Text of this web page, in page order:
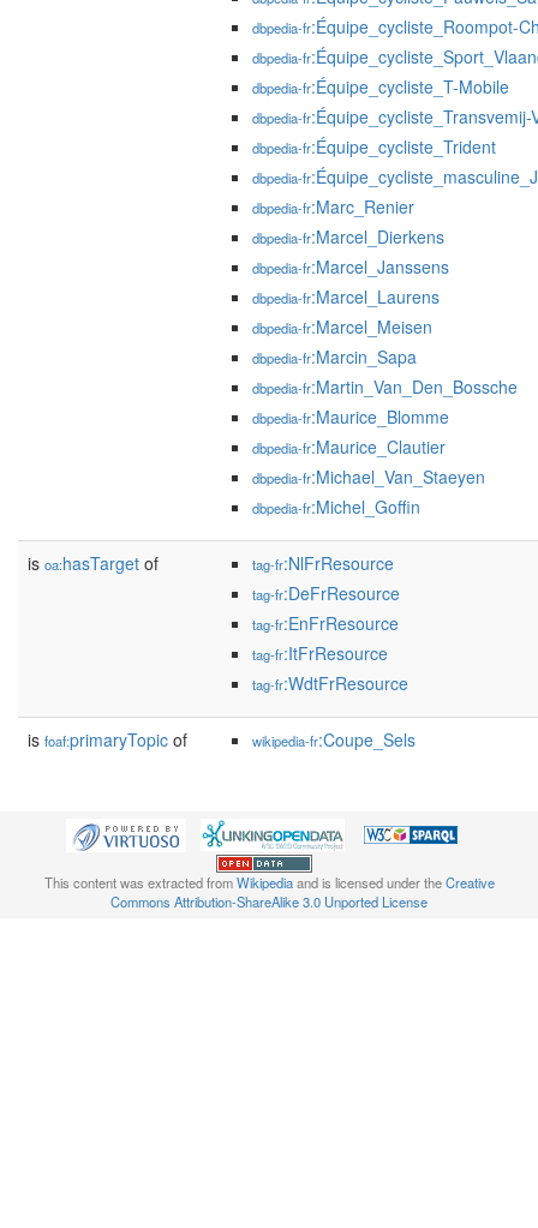
dbpedia-fr:Équipe_cycliste_Roompot-
dbpedia-fr
dbpedia-fr:Équipe_cycliste_T-Mobile
dbpedia-fr:Équipe_cycliste_Transvemij-
dbpedia-fr:Équipe_cycliste_Trident
dbpedia-fr
dbpedia-fr:Marc_Renier
dbpedia-fr:Marcel_Dierkens
dbpedia-fr:Marcel_Janssens
dbpedia-fr:Marcel_Laurens
dbpedia-fr:Marcel_Meisen
dbpedia-fr:Marcin_Sapa
dbpedia-fr:Martin_Van_Den_Bossche
dbpedia-fr:Maurice_Blomme
dbpedia-fr:Maurice_Clautier
dbpedia-fr:Michael_Van_Staeyen
dbpedia-fr:Michel_Goffin
is oa:hasTarget of tag-fr:NlFrResource
tag-fr:DeFrResource
tag-fr:EnFrResource
tag-fr:ItFrResource
tag-fr:WdtFrResource
is foaf:primaryTopic of wikipedia-fr:Coupe_Sels
This content was extracted fromWikipediaand is licensed under theCreative
Commons Attribution-ShareAlike 3.0 Unported License